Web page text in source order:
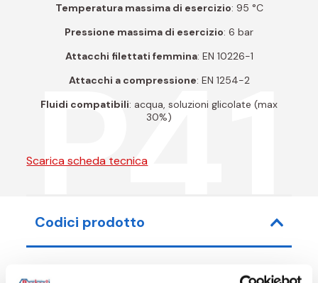
P41
Temperatura massima di esercizio: 95 °C
Pressione massima di esercizio: 6 bar
Attacchi filettati femmina: EN 10226-1
Attacchi a compressione: EN 1254-2
Fluidi compatibili: acqua, soluzioni glicolate (max
30%)
Scarica scheda tecnica
Codici prodotto